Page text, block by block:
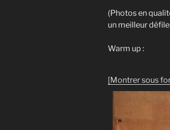
(Photos en
un meilleur
Warm up :
[Montrer sous